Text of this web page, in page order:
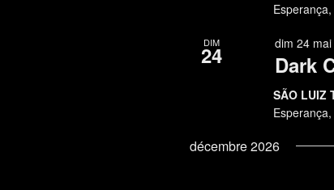
DIM
24 Dark
dim 24
SÃO LUIZ
décembre 2026